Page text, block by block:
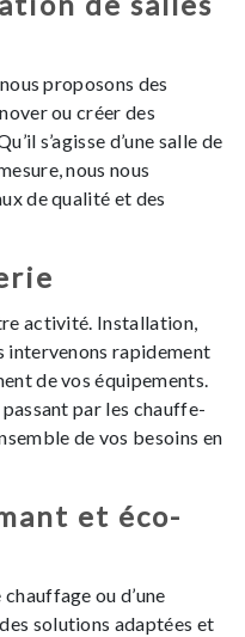
proposons des
ou créer des
s’agisse d’une salle de
nous nous
de qualité et des
activité. Installation,
intervenons rapidement
de vos équipements.
par les chauffe-
de vos besoins en
et éco-
ou d’une
solutions adaptées et